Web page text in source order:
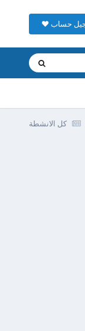
حساب ♥
كل الانشطة